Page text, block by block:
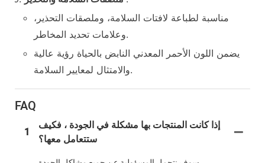
مناسبة لطباعة لافتات السلامة، وملصقات التحذير،
وعلامات تحديد المخاطر.
يضمن اللون الأحمر المعدني النابض بالحياة رؤية عالية
والامتثال لمعايير السلامة.
FAQ
1
إذا كانت المنتجات بها مشكلة في الجودة ، فكيف
ستتعامل معها؟